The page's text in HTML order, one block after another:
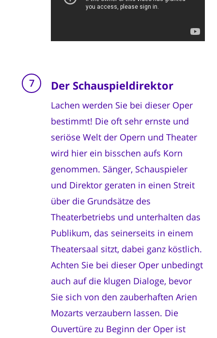
Der Schauspieldirektor
Lachen werden Sie bei dieser Oper
bestimmt! Die oft sehr ernste und
seriöse Welt der Opern und Theater
wird hier ein bisschen aufs Korn
genommen. Sänger, Schauspieler
und Direktor geraten in einen Streit
über die Grundsätze des
Theaterbetriebs und unterhalten das
Publikum, das seinerseits in einem
Theatersaal sitzt, dabei ganz köstlich.
Achten Sie bei dieser Oper unbedingt
auch auf die klugen Dialoge, bevor
Sie sich von den zauberhaften Arien
Mozarts verzaubern lassen. Die
Ouvertüre zu Beginn der Oper ist